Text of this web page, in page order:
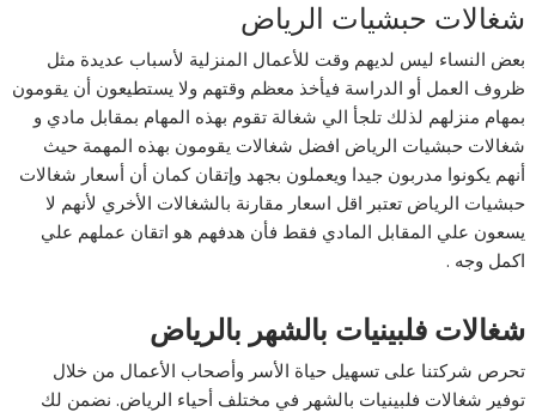
شغالات حبشيات الرياض
بعض النساء ليس لديهم وقت للأعمال المنزلية لأسباب عديدة مثل
ظروف العمل أو الدراسة فيأخذ معظم وقتهم ولا يستطيعون أن يقومون
بمهام منزلهم لذلك تلجأ الي شغالة تقوم بهذه المهام بمقابل مادي و
شغالات حبشيات الرياض افضل شغالات يقومون بهذه المهمة حيث
أنهم يكونوا مدربون جيدا ويعملون بجهد وإتقان كمان أن أسعار شغالات
حبشيات الرياض تعتبر اقل اسعار مقارنة بالشغالات الأخري لأنهم لا
يسعون علي المقابل المادي فقط فأن هدفهم هو اتقان عملهم علي
اكمل وجه .
شغالات فلبينيات بالشهر بالرياض
تحرص شركتنا على تسهيل حياة الأسر وأصحاب الأعمال من خلال
توفير شغالات فلبينيات بالشهر في مختلف أحياء الرياض. نضمن لك